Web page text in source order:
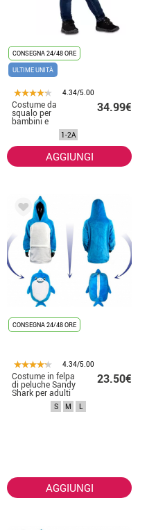
CONSEGNA 24/48 ORE
ULTIME UNITÀ
4.34/5.00
Costume da
squalo per
bambini e
34.99€
1-2A
AGGIUNGI
CONSEGNA 24/48 ORE
4.34/5.00
Costume in felpa
di peluche Sandy
Shark per adulti
23.50€
S M L
AGGIUNGI